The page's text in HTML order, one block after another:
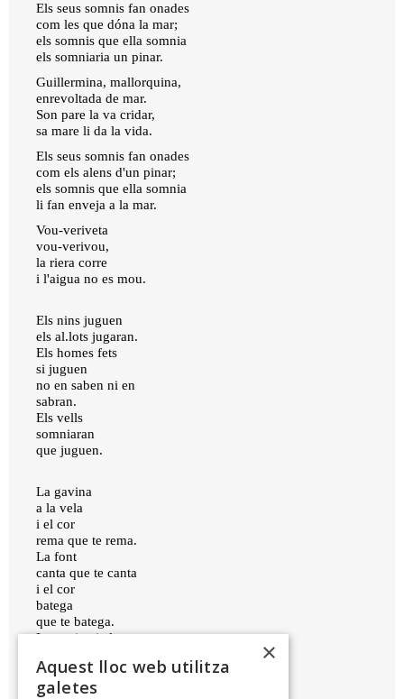
Els seus somnis fan onades
com les que dóna la mar;
els somnis que ella somnia
els somniaria un pinar.
Guillermina, mallorquina,
enrevoltada de mar.
Son pare la va cridar,
sa mare li da la vida.
Els seus somnis fan onades
com els alens d'un pinar;
els somnis que ella somnia
li fan enveja a la mar.
Vou-veriveta
vou-verivou,
la riera corre
i l'aigua no es mou.
Els nins juguen
els al.lots jugaran.
Els homes fets
si juguen
no en saben ni en
sabran.
Els vells
somniaran
que juguen.
La gavina
a la vela
i el cor
rema que te rema.
La font
canta que te canta
i el cor
batega
que te batega.
La gavina i el cor,
×
Aquest lloc web utilitza
galetes